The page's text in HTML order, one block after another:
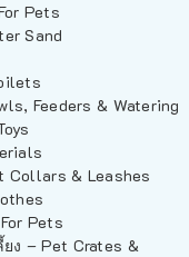
Pets
Sand
Feeders & Watering
Collars & Leashes
Pets
ง – Pet Crates &